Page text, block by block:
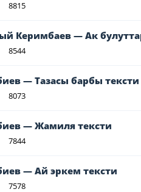
8815
Керимбаев — Ак
8544
— Тазасы барбы тексти
8073
— Жамиля тексти
7844
— Ай эркем тексти
7578